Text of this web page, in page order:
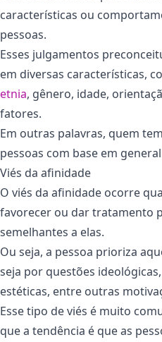
características ou
pessoas.
Esses julgamentos
em diversas características,
etnia, gênero, idade,
fatores.
Em outras palavras, quem
pessoas com base em
Viés da afinidade
O viés da afinidade ocorre
favorecer ou dar tratamento
semelhantes a elas.
Ou seja, a pessoa prioriza
seja por questões
estéticas, entre outras
Esse tipo de viés é muito
que a tendência é que as